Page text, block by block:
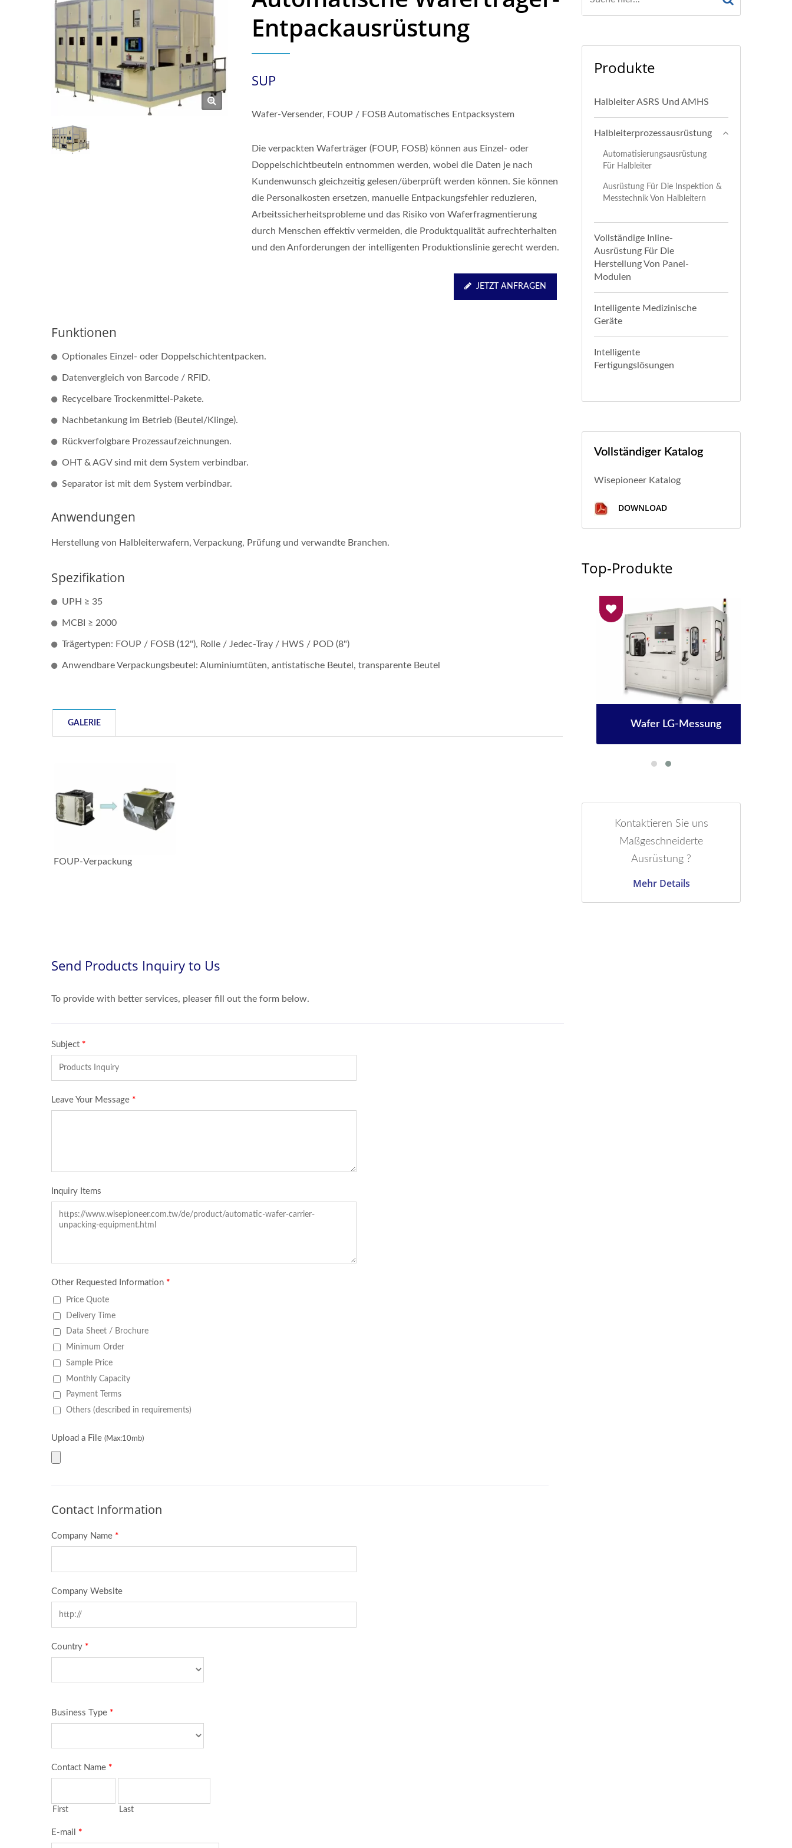
Entpackausrüstung
SUP
Wafer-Versender, FOUP / FOSB Automatisches Entpacksystem
Die verpackten Waferträger (FOUP, FOSB) können aus Einzel- oder
Doppelschichtbeuteln entnommen werden, wobei die Daten je nach
Kundenwunsch gleichzeitig gelesen/überprüft werden können. Sie können
die Personalkosten ersetzen, manuelle Entpackungsfehler reduzieren,
Arbeitssicherheitsprobleme und das Risiko von Waferfragmentierung
durch Menschen effektiv vermeiden, die Produktqualität aufrechterhalten
und den Anforderungen der intelligenten Produktionslinie gerecht werden.
JETZT ANFRAGEN
Funktionen
Optionales Einzel- oder Doppelschichtentpacken.
Datenvergleich von Barcode / RFID.
Recycelbare Trockenmittel-Pakete.
Nachbetankung im Betrieb (Beutel/Klinge).
Rückverfolgbare Prozessaufzeichnungen.
OHT & AGV sind mit dem System verbindbar.
Separator ist mit dem System verbindbar.
Anwendungen
Herstellung von Halbleiterwafern, Verpackung, Prüfung und verwandte Branchen.
Spezifikation
UPH ≥ 35
MCBI ≥ 2000
Trägertypen: FOUP / FOSB (12"), Rolle / Jedec-Tray / HWS / POD (8")
Anwendbare Verpackungsbeutel: Aluminiumtüten, antistatische Beutel, transparente Beutel
GALERIE
FOUP-Verpackung
Produkte
Halbleiter ASRS Und AMHS
Halbleiterprozessausrüstung
Automatisierungsausrüstung
Für Halbleiter
Ausrüstung Für Die Inspektion &
Messtechnik Von Halbleitern
Vollständige Inline-
Ausrüstung Für Die
Herstellung Von Panel-
Modulen
Intelligente Medizinische
Geräte
Intelligente
Fertigungslösungen
Vollständiger Katalog
Wisepioneer Katalog
DOWNLOAD
Top-Produkte
AOI-Ausrüstung Wafer LG-Messung
Kontaktieren Sie uns
Maßgeschneiderte
Ausrüstung ?
Mehr Details